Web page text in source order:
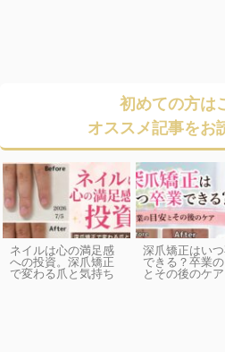
初めての方は
オススメ記事をお
ネイルは心の満足感
への投資。深爪矯正
で変わる爪と気持ち
深爪矯正はい
できる？卒業
とその後のケア